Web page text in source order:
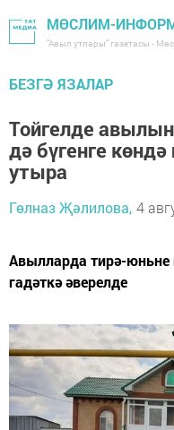
МӨСЛИМ-
"Авыл утлары" газетасы -
БЕЗГӘ ЯЗАЛАР
Тойгелде
дә бүгенге
утыра
Гөлназ Җәлилова, 4
Авылларда тирә-юньне
гадәткә әверелде